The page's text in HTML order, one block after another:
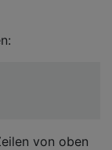
von oben